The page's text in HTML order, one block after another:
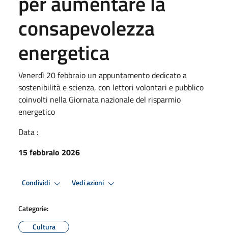
consapevolezza
energetica
Venerdì 20 febbraio un appuntamento dedicato a
sostenibilità e scienza, con lettori volontari e pubblico
coinvolti nella Giornata nazionale del risparmio
energetico
Data :
15 febbraio 2026
Condividi Vedi azioni
Categorie:
Cultura